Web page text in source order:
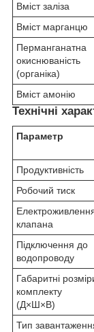
Вміст заліза
Вміст марганцю
Перманганатна
окиснюваність
(органіка)
Вміст амонію
Технічні
Параметр
Продуктивність
Робочий тиск
клапана
Підключення до
водопроводу
Габаритні
комплекту
(Д×Ш×В)
Тип